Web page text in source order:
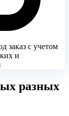
заказ с учетом
и
разных